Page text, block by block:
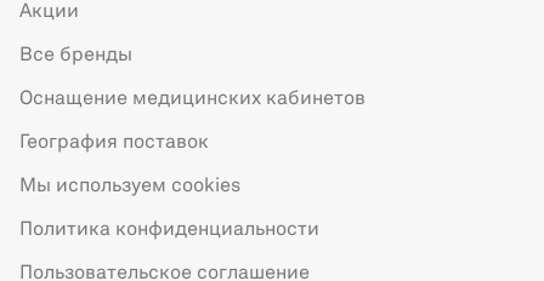
Акции
Все бренды
Оснащение медицинских кабинетов
География поставок
Мы используем cookies
Политика конфиденциальности
Пользовательское соглашение